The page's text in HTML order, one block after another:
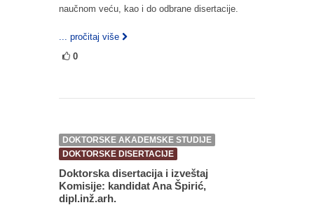
naučnom veću, kao i do odbrane disertacije.
... pročitaj više
0
DOKTORSKE AKADEMSKE STUDIJE
DOKTORSKE DISERTACIJE
Doktorska disertacija i izveštaj
Komisije: kandidat Ana Špirić,
dipl.inž.arh.